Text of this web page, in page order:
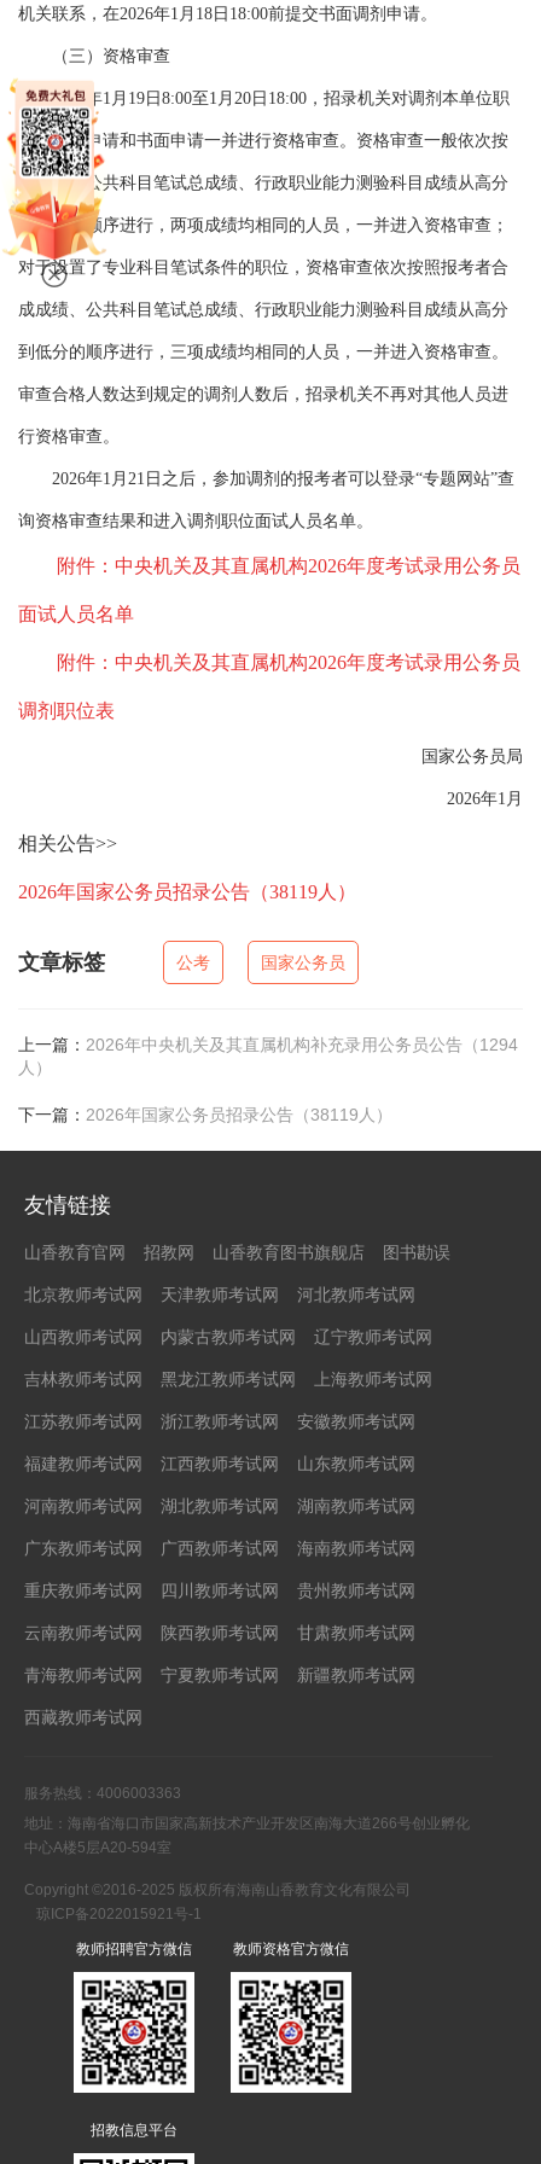
机关联系，在2026年1月18日18:00前提交书面调剂申请。
（三）资格审查
2026年1月19日8:00至1月20日18:00，招录机关对调剂本单位职
位的网上申请和书面申请一并进行资格审查。资格审查一般依次按
照报考者公共科目笔试总成绩、行政职业能力测验科目成绩从高分
到低分的顺序进行，两项成绩均相同的人员，一并进入资格审查；
对于设置了专业科目笔试条件的职位，资格审查依次按照报考者合
成成绩、公共科目笔试总成绩、行政职业能力测验科目成绩从高分
到低分的顺序进行，三项成绩均相同的人员，一并进入资格审查。
审查合格人数达到规定的调剂人数后，招录机关不再对其他人员进
行资格审查。
2026年1月21日之后，参加调剂的报考者可以登录“专题网站”查
询资格审查结果和进入调剂职位面试人员名单。
附件：中央机关及其直属机构2026年度考试录用公务员
面试人员名单
附件：中央机关及其直属机构2026年度考试录用公务员
调剂职位表
国家公务员局
2026年1月
相关公告>>
2026年国家公务员招录公告（38119人）
文章标签 公考 国家公务员
上一篇： 2026年中央机关及其直属机构补充录用公务员公告（1294
人）
下一篇： 2026年国家公务员招录公告（38119人）
友情链接
山香教育官网 招教网 山香教育图书旗舰店 图书勘误
北京教师考试网 天津教师考试网 河北教师考试网
山西教师考试网 内蒙古教师考试网 辽宁教师考试网
吉林教师考试网 黑龙江教师考试网 上海教师考试网
江苏教师考试网 浙江教师考试网 安徽教师考试网
福建教师考试网 江西教师考试网 山东教师考试网
河南教师考试网 湖北教师考试网 湖南教师考试网
广东教师考试网 广西教师考试网 海南教师考试网
重庆教师考试网 四川教师考试网 贵州教师考试网
云南教师考试网 陕西教师考试网 甘肃教师考试网
青海教师考试网 宁夏教师考试网 新疆教师考试网
西藏教师考试网
服务热线：4006003363
地址：海南省海口市国家高新技术产业开发区南海大道266号创业孵化
中心A楼5层A20-594室
Copyright ©2016-2025 版权所有海南山香教育文化有限公司
琼ICP备2022015921号-1
教师招聘官方微信 教师资格官方微信
招教信息平台